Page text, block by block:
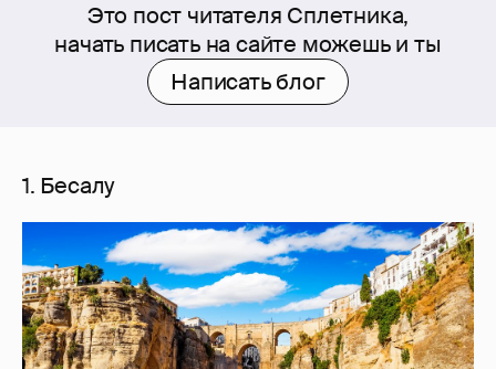
Это пост читателя Сплетника,
начать писать на сайте можешь и ты
Написать блог
1. Бесалу